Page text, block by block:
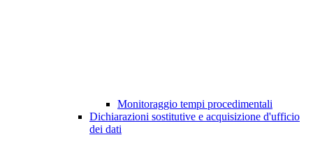
Monitoraggio tempi procedimentali
Dichiarazioni sostitutive e acquisizione d'ufficio
dei dati